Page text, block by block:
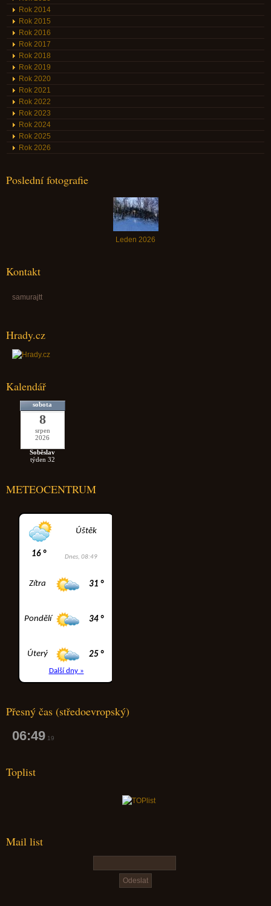
Rok 2014
Rok 2015
Rok 2016
Rok 2017
Rok 2018
Rok 2019
Rok 2020
Rok 2021
Rok 2022
Rok 2023
Rok 2024
Rok 2025
Rok 2026
Poslední fotografie
Leden 2026
Kontakt
samurajtt
Hrady.cz
Kalendář
sobota
8
srpen
2026
Soběslav
týden 32
METEOCENTRUM
Přesný čas (středoevropský)
06:49 19
Toplist
Mail list